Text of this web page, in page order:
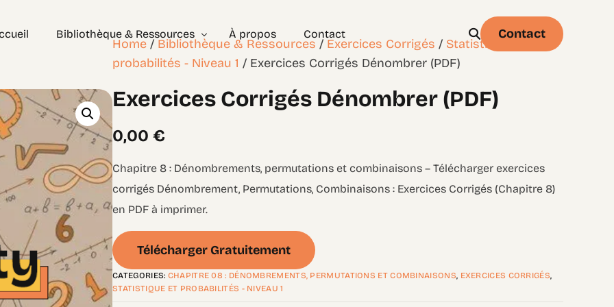
Bibliothèque & Ressources
Exercices Corrigés
– les bases
À propos Contact Contact
Home / Bibliothèque & Ressources / Exercices Corrigés / Statistique et
probabilités - Niveau 1 / Exercices Corrigés Dénombrer (PDF)
Exercices Corrigés Dénombrer (PDF)
0,00€
Chapitre 8 : Dénombrements, permutations et combinaisons – Télécharger exercices
corrigés Dénombrement, Permutations, Combinaisons : Exercices Corrigés (Chapitre 8)
en PDF à imprimer.
Télécharger Gratuitement
CATEGORIES: CHAPITRE 08 : DÉNOMBREMENTS, PERMUTATIONS ET COMBINAISONS EXERCICES CORRIGÉS
STATISTIQUE ET PROBABILITÉS - NIVEAU 1